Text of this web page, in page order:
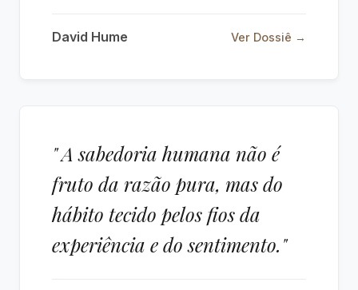
David Hume Ver Dossiê →
" A sabedoria humana não é
fruto da razão pura, mas do
hábito tecido pelos fios da
experiência e do sentimento."